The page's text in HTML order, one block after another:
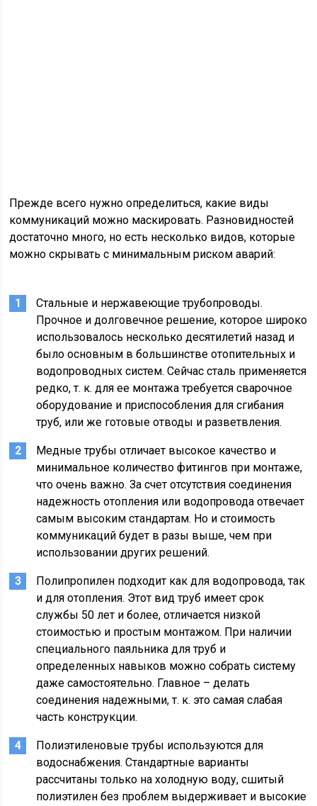
Прежде всего нужно определиться, какие виды
коммуникаций можно маскировать. Разновидностей
достаточно много, но есть несколько видов, которые
можно скрывать с минимальным риском аварий:
Стальные и нержавеющие трубопроводы.
Прочное и долговечное решение, которое широко
использовалось несколько десятилетий назад и
было основным в большинстве отопительных и
водопроводных систем. Сейчас сталь применяется
редко, т. к. для ее монтажа требуется сварочное
оборудование и приспособления для сгибания
труб, или же готовые отводы и разветвления.
Медные трубы отличает высокое качество и
минимальное количество фитингов при монтаже,
что очень важно. За счет отсутствия соединения
надежность отопления или водопровода отвечает
самым высоким стандартам. Но и стоимость
коммуникаций будет в разы выше, чем при
использовании других решений.
Полипропилен подходит как для водопровода, так
и для отопления. Этот вид труб имеет срок
службы 50 лет и более, отличается низкой
стоимостью и простым монтажом. При наличии
специального паяльника для труб и
определенных навыков можно собрать систему
даже самостоятельно. Главное – делать
соединения надежными, т. к. это самая слабая
часть конструкции.
Полиэтиленовые трубы используются для
водоснабжения. Стандартные варианты
рассчитаны только на холодную воду, сшитый
полиэтилен без проблем выдерживает и высокие